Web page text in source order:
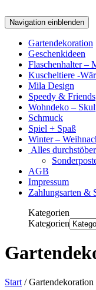
Navigation einblenden
Gartendekoration
Geschenkideen
Flaschenhalter –
Kuscheltiere -
Mila Design
Speedy & Friends
Wohndeko –
Schmuck
Spiel + Spaß
Winter –
Alles
AGB
Impressum
Zahlungsarten &
Kategorien
Kategorien
Start / Gartendekoration